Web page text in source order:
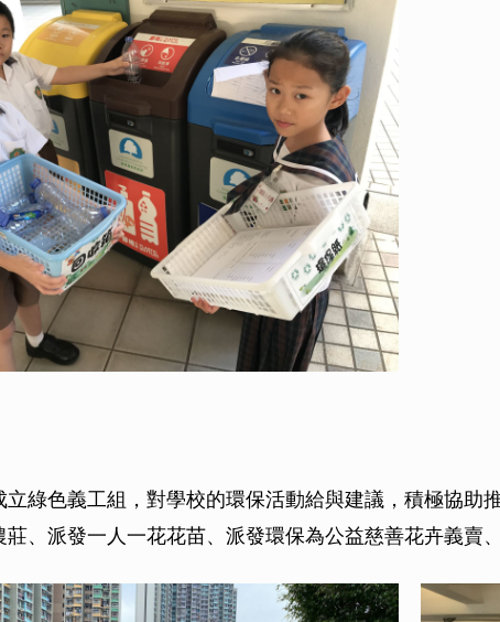
立綠色義工組，對學校的環保活動給與建議，積極協助
莊、派發一人一花花苗、派發環保為公益慈善花卉義賣